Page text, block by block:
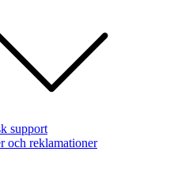
support
och reklamationer